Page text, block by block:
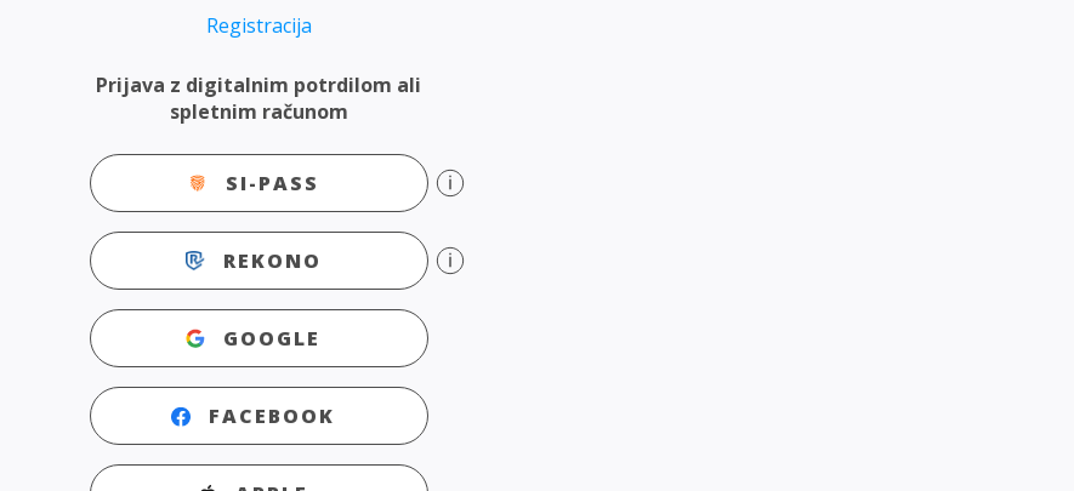
Prijava z digitalnim potrdilom ali
spletnim računom
SI-PASS
REKONO
GOOGLE
FACEBOOK
Registracija